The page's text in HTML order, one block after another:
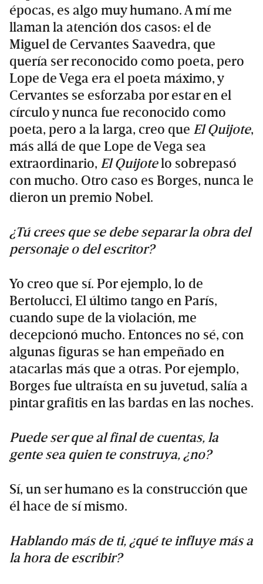
épocas, es algo muy humano. A mí me
llaman la atención dos casos: el de
Miguel de Cervantes Saavedra, que
quería ser reconocido como poeta, pero
Lope de Vega era el poeta máximo, y
Cervantes se esforzaba por estar en el
círculo y nunca fue reconocido como
poeta, pero a la larga, creo que El Quijote,
más allá de que Lope de Vega sea
extraordinario, El Quijotelo sobrepasó
con mucho. Otro caso es Borges, nunca le
dieron un premio Nobel.
¿Tú crees que se debe separar la obra del
personaje o del escritor?
Yo creo que sí. Por ejemplo, lo de
Bertolucci, El último tango en París,
cuando supe de la violación, me
decepcionó mucho. Entonces no sé, con
algunas figuras se han empeñado en
atacarlas más que a otras. Por ejemplo,
Borges fue ultraísta en su juvetud, salía a
pintar grafitis en las bardas en las noches.
Puede ser que al final de cuentas, la
gente sea quien te construya, ¿no?
Sí, un ser humano es la construcción que
él hace de sí mismo.
Hablando más de ti, ¿qué te influye más a
la hora de escribir?